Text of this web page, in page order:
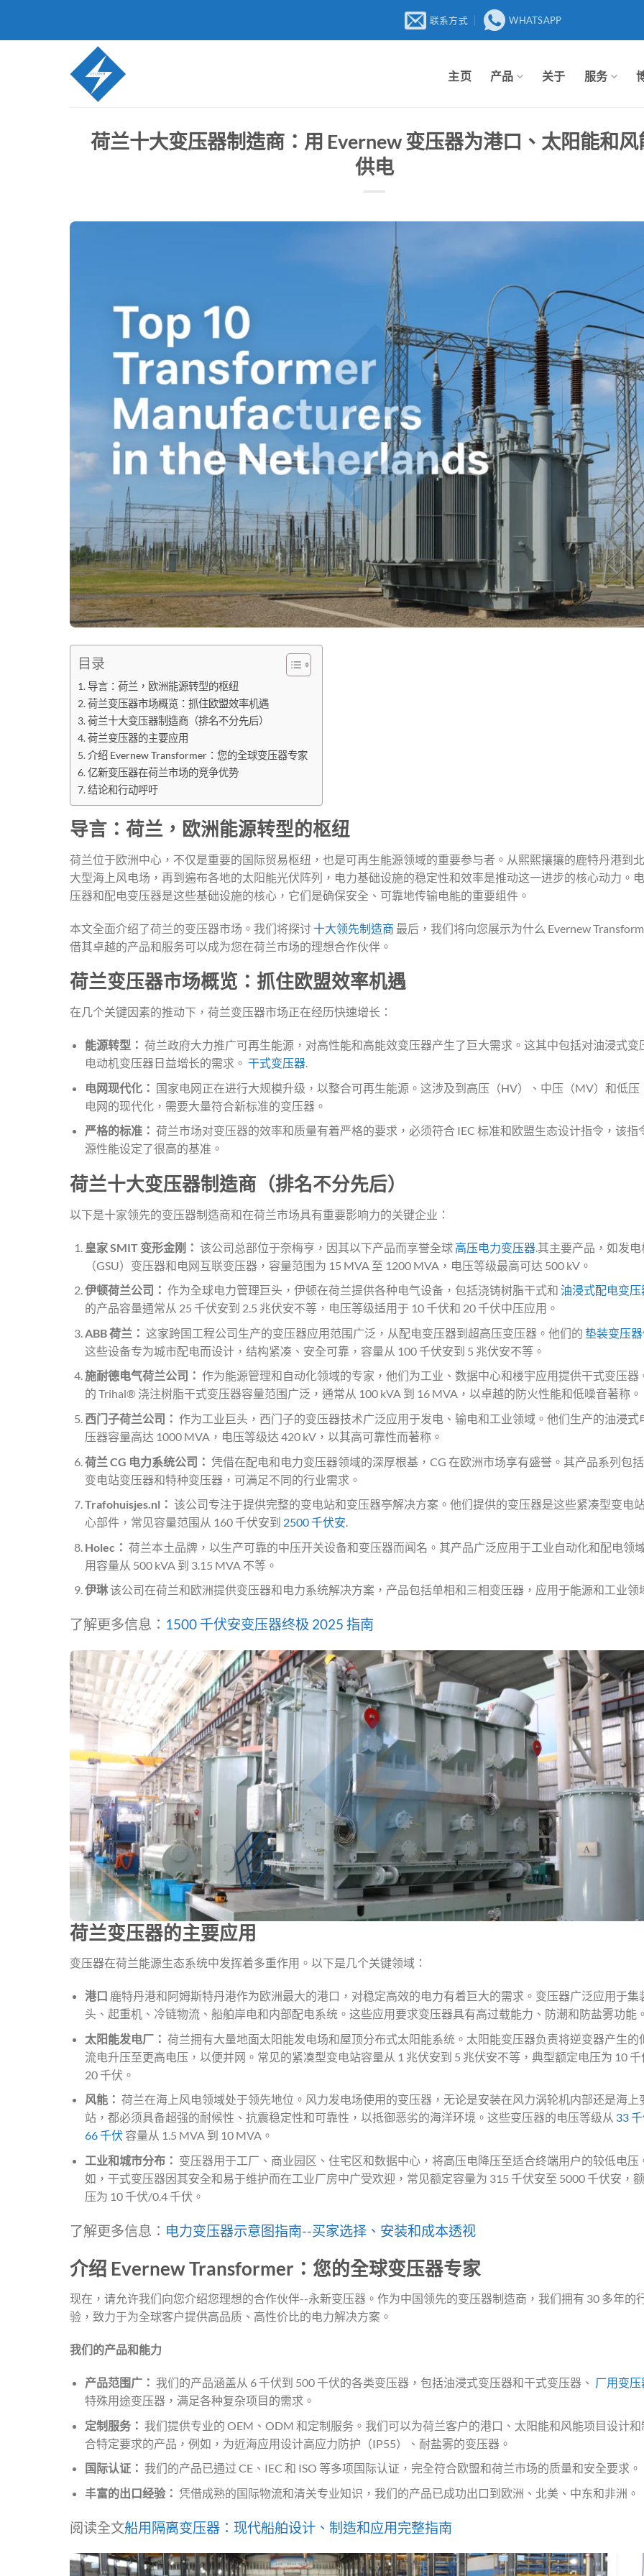
内
联系方式 WHATSAPP
主页 产品 关于 服务
荷兰十大变压器制造商：用 Evernew 变压器为港口、太阳能和风
供电
目录
导言：荷兰，欧洲能源转型的枢纽
荷兰变压器市场概览：抓住欧盟效率机遇
荷兰十大变压器制造商（排名不分先后）
荷兰变压器的主要应用
介绍 Evernew Transformer：您的全球变压器专家
亿新变压器在荷兰市场的竞争优势
结论和行动呼吁
导言：荷兰，欧洲能源转型的枢纽
荷兰位于欧洲中心，不仅是重要的国际贸易枢纽，也是可再生能源领域的重要参与者。从熙熙攘攘的鹿特丹港到
大型海上风电场，再到遍布各地的太阳能光伏阵列，电力基础设施的稳定性和效率是推动这一进步的核心动力。
压器和配电变压器是这些基础设施的核心，它们是确保安全、可靠地传输电能的重要组件。
本文全面介绍了荷兰的变压器市场。我们将探讨十大领先制造商 最后，我们将向您展示为什么 Evernew
借其卓越的产品和服务可以成为您在荷兰市场的理想合作伙伴。
荷兰变压器市场概览：抓住欧盟效率机遇
在几个关键因素的推动下，荷兰变压器市场正在经历快速增长：
能源转型： 荷兰政府大力推广可再生能源，对高性能和高能效变压器产生了巨大需求。这其中包括对油浸式变
电动机变压器日益增长的需求。 干式变压器.
电网现代化： 国家电网正在进行大规模升级，以整合可再生能源。这涉及到高压（HV）、中压（MV）和低压
电网的现代化，需要大量符合新标准的变压器。
严格的标准： 荷兰市场对变压器的效率和质量有着严格的要求，必须符合 IEC 标准和欧盟生态设计指令，该指
源性能设定了很高的基准。
荷兰十大变压器制造商（排名不分先后）
以下是十家领先的变压器制造商和在荷兰市场具有重要影响力的关键企业：
皇家 SMIT 变形金刚： 该公司总部位于奈梅亨，因其以下产品而享誉全球 高压电力变压器.其主要产品，如发
（GSU）变压器和电网互联变压器，容量范围为 15 MVA 至 1200 MVA，电压等级最高可达 500 kV。
伊顿荷兰公司： 作为全球电力管理巨头，伊顿在荷兰提供各种电气设备，包括浇铸树脂干式和 油浸式配电变压
的产品容量通常从 25 千伏安到 2.5 兆伏安不等，电压等级适用于 10 千伏和 20 千伏中压应用。
ABB 荷兰： 这家跨国工程公司生产的变压器应用范围广泛，从配电变压器到超高压变压器。他们的 垫装变压器
这些设备专为城市配电而设计，结构紧凑、安全可靠，容量从 100 千伏安到 5 兆伏安不等。
施耐德电气荷兰公司： 作为能源管理和自动化领域的专家，他们为工业、数据中心和楼宇应用提供干式变压器
的 Trihal® 浇注树脂干式变压器容量范围广泛，通常从 100 kVA 到 16 MVA，以卓越的防火性能和低噪音著称。
西门子荷兰公司： 作为工业巨头，西门子的变压器技术广泛应用于发电、输电和工业领域。他们生产的油浸式
压器容量高达 1000 MVA，电压等级达 420 kV，以其高可靠性而著称。
荷兰 CG 电力系统公司： 凭借在配电和电力变压器领域的深厚根基，CG 在欧洲市场享有盛誉。其产品系列包
变电站变压器和特种变压器，可满足不同的行业需求。
Trafohuisjes.nl： 该公司专注于提供完整的变电站和变压器亭解决方案。他们提供的变压器是这些紧凑型变电
心部件，常见容量范围从 160 千伏安到 2500 千伏安.
Holec： 荷兰本土品牌，以生产可靠的中压开关设备和变压器而闻名。其产品广泛应用于工业自动化和配电领
用容量从 500 kVA 到 3.15 MVA 不等。
伊琳该公司在荷兰和欧洲提供变压器和电力系统解决方案，产品包括单相和三相变压器，应用于能源和工业领
了解更多信息： 1500 千伏安变压器终极 2025 指南
荷兰变压器的主要应用
变压器在荷兰能源生态系统中发挥着多重作用。以下是几个关键领域：
港口 鹿特丹港和阿姆斯特丹港作为欧洲最大的港口，对稳定高效的电力有着巨大的需求。变压器广泛应用于集
头、起重机、冷链物流、船舶岸电和内部配电系统。这些应用要求变压器具有高过载能力、防潮和防盐雾功能。
太阳能发电厂： 荷兰拥有大量地面太阳能发电场和屋顶分布式太阳能系统。太阳能变压器负责将逆变器产生的
流电升压至更高电压，以便并网。常见的紧凑型变电站容量从 1 兆伏安到 5 兆伏安不等，典型额定电压为 10 千
20 千伏。
风能： 荷兰在海上风电领域处于领先地位。风力发电场使用的变压器，无论是安装在风力涡轮机内部还是海上
站，都必须具备超强的耐候性、抗震稳定性和可靠性，以抵御恶劣的海洋环境。这些变压器的电压等级从 33
66 千伏容量从 1.5 MVA 到 10 MVA。
工业和城市分布： 变压器用于工厂、商业园区、住宅区和数据中心，将高压电降压至适合终端用户的较低电压
如，干式变压器因其安全和易于维护而在工业厂房中广受欢迎，常见额定容量为 315 千伏安至 5000 千伏安，
压为 10 千伏/0.4 千伏。
了解更多信息： 电力变压器示意图指南--买家选择、安装和成本透视
介绍 Evernew Transformer：您的全球变压器专家
现在，请允许我们向您介绍您理想的合作伙伴--永新变压器。作为中国领先的变压器制造商，我们拥有 30 多年的
验，致力于为全球客户提供高品质、高性价比的电力解决方案。
我们的产品和能力
产品范围广： 我们的产品涵盖从 6 千伏到 500 千伏的各类变压器，包括油浸式变压器和干式变压器、 厂用变压
特殊用途变压器，满足各种复杂项目的需求。
定制服务： 我们提供专业的 OEM、ODM 和定制服务。我们可以为荷兰客户的港口、太阳能和风能项目设计和
合特定要求的产品，例如，为近海应用设计高应力防护（IP55）、耐盐雾的变压器。
国际认证： 我们的产品已通过 CE、IEC 和 ISO 等多项国际认证，完全符合欧盟和荷兰市场的质量和安全要求。
丰富的出口经验： 凭借成熟的国际物流和清关专业知识，我们的产品已成功出口到欧洲、北美、中东和非洲。
阅读全文船用隔离变压器：现代船舶设计、制造和应用完整指南